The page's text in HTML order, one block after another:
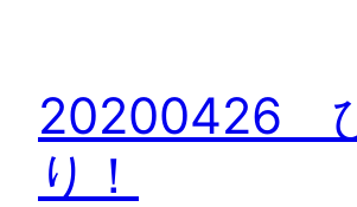
20200426
り！